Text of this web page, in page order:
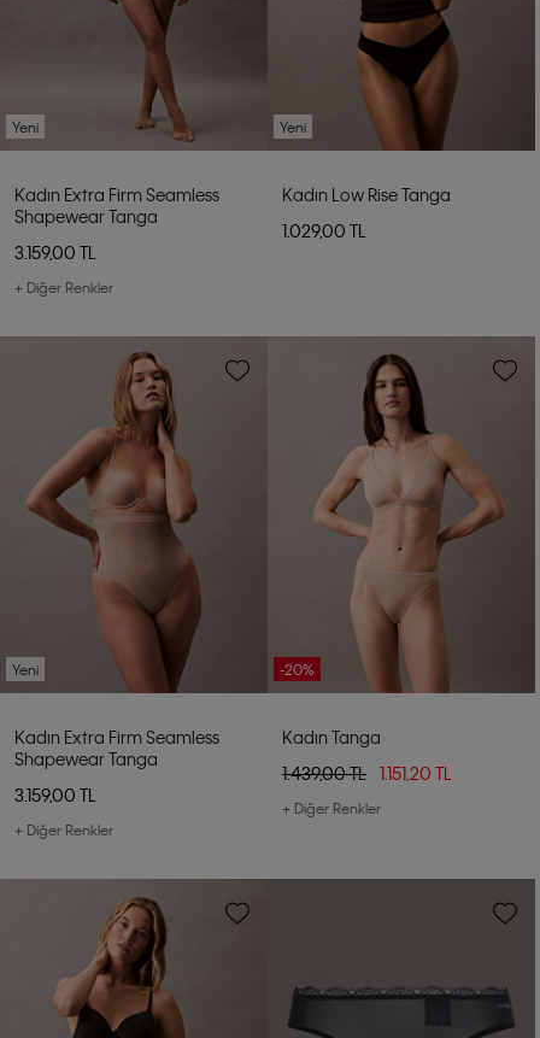
Yeni
Kadın Extra Firm Seamless
Shapewear Tanga
3.159,00 TL
+ Diğer Renkler
Yeni
Kadın Low Rise Tanga
1.029,00 TL
Yeni
Kadın Extra Firm Seamless
Shapewear Tanga
3.159,00 TL
+ Diğer Renkler
-20%
Kadın Tanga
1.439,00 TL
1.151,20 TL
+ Diğer Renkler